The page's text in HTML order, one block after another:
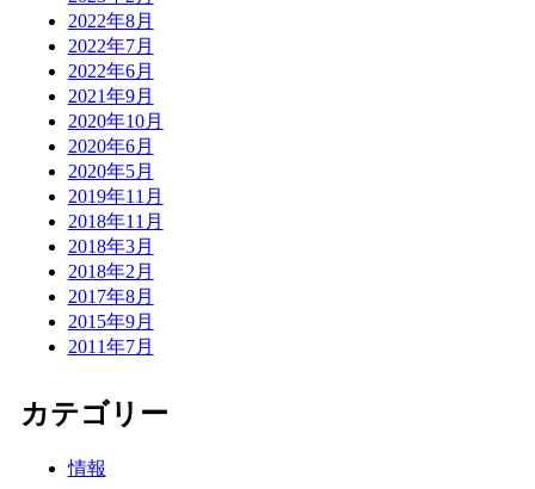
2022年8月
2022年7月
2022年6月
2021年9月
2020年10月
2020年6月
2020年5月
2019年11月
2018年11月
2018年3月
2018年2月
2017年8月
2015年9月
2011年7月
カテゴリー
情報